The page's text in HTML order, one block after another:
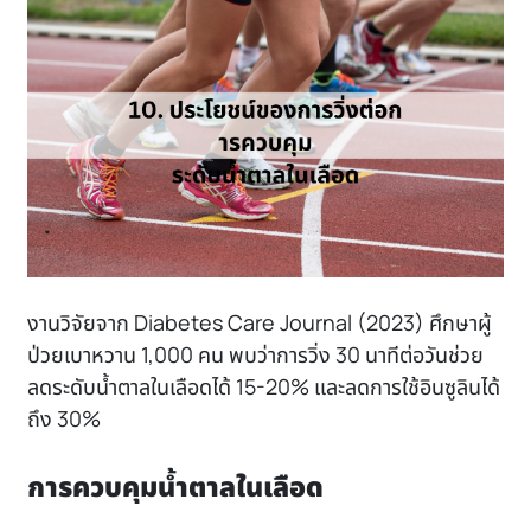
งานวิจัยจาก Diabetes Care Journal (2023) ศึกษาผู้
ป่วยเบาหวาน 1,000 คน พบว่าการวิ่ง 30 นาทีต่อวันช่วย
ลดระดับน้ำตาลในเลือดได้ 15-20% และลดการใช้อินซูลินได้
ถึง 30%
การควบคุมน้ำตาลในเลือด